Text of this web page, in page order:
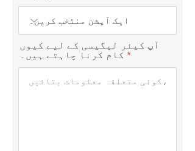
آپ کیئر لیگیسی کے لیے کیوں
کام کرنا چاہتے ہیں۔